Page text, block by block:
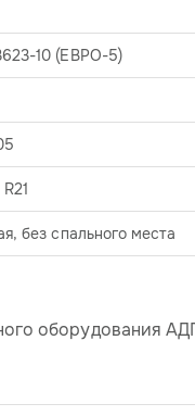
10 (ЕВРО-5)
без спального места
оборудования